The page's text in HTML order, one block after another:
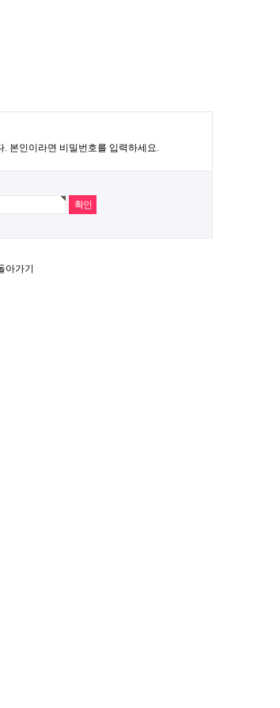
본인이라면 비밀번호를 입력하세요.
아가기